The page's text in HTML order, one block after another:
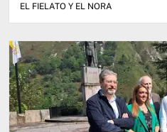
EL FIELATO Y EL NORA